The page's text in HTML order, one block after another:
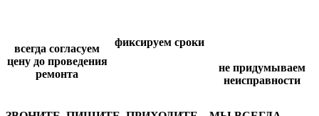
всегда согласуем
цену до проведения
ремонта
фиксируем сроки
не придумываем
неисправности